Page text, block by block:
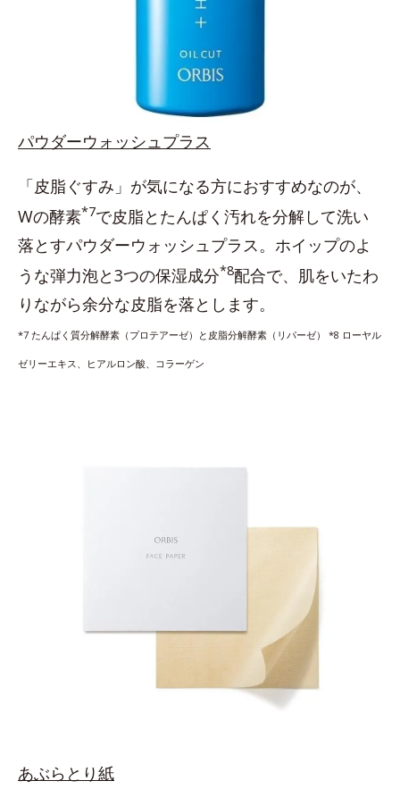
パウダーウォッシュプラス
「皮脂ぐすみ」が気になる方におすすめなのが、
Wの酵素*7で皮脂とたんぱく汚れを分解して洗い
落とすパウダーウォッシュプラス。ホイップのよ
うな弾力泡と3つの保湿成分*8配合で、肌をいたわ
りながら余分な皮脂を落とします。
*7 たんぱく質分解酵素（プロテアーゼ）と皮脂分解酵素（リパーゼ） *8 ローヤル
ゼリーエキス、ヒアルロン酸、コラーゲン
あぶらとり紙